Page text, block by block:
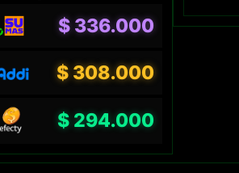
$336.000
$308.000
$294.000